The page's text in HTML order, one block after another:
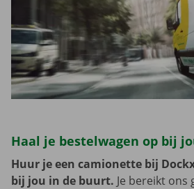
Haal je bestelwagen op bij
Huur je een camionette bij
bij jou in de buurt. Je bereikt ons